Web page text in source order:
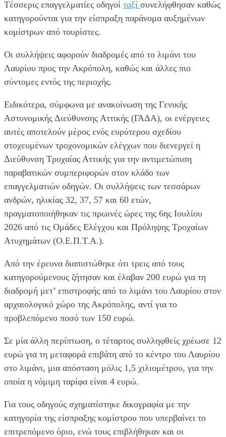
Tέσσερις επαγγελματίες οδηγοί ταξί συνελήφθησαν καθώς
κατηγορούνται για την είσπραξη παράνομα αυξημένων
κομίστρων από τουρίστες.
Οι συλλήψεις αφορούν διαδρομές από το λιμάνι του
Λαυρίου προς την Ακρόπολη, καθώς και άλλες πιο
σύντομες εντός της περιοχής.
Ειδικότερα, σύμφωνα με ανακοίνωση της Γενικής
Αστυνομικής Διεύθυνσης Αττικής (ΓΑΔΑ), οι ενέργειες
αυτές αποτελούν μέρος ενός ευρύτερου σχεδίου
στοχευμένων τροχονομικών ελέγχων που διενεργεί η
Διεύθυνση Τροχαίας Αττικής για την αντιμετώπιση
παραβατικών συμπεριφορών στον κλάδο των
επαγγελματιών οδηγών. Οι συλλήψεις των τεσσάρων
ανδρών, ηλικίας 32, 37, 57 και 60 ετών,
πραγματοποιήθηκαν τις πρωινές ώρες της 6ης Ιουλίου
2026 από τις Ομάδες Ελέγχου και Πρόληψης Τροχαίων
Ατυχημάτων (Ο.Ε.Π.Τ.Α.).
Από την έρευνα διαπιστώθηκε ότι τρεις από τους
κατηγορούμενους ζήτησαν και έλαβαν 200 ευρώ για τη
διαδρομή μετ’ επιστροφής από το λιμάνι του Λαυρίου στον
αρχαιολογικό χώρο της Ακρόπολης, αντί για το
προβλεπόμενο ποσό των 150 ευρώ.
Σε μία άλλη περίπτωση, ο τέταρτος συλληφθείς χρέωσε 12
ευρώ για τη μεταφορά επιβάτη από το κέντρο του Λαυρίου
στο λιμάνι, μια απόσταση μόλις 1,5 χιλιομέτρου, για την
οποία η νόμιμη ταρίφα είναι 4 ευρώ.
Για τους οδηγούς σχηματίστηκε δικογραφία με την
κατηγορία της είσπραξης κομίστρου που υπερβαίνει το
επιτρεπόμενο όριο, ενώ τους επιβλήθηκαν και οι